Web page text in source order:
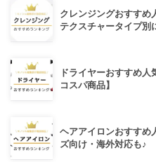
クレンジングおすすめ
テクスチャータイプ別
ドライヤーおすすめ人
コスパ商品】
ヘアアイロンおすすめ
ズ向け・海外対応も♪